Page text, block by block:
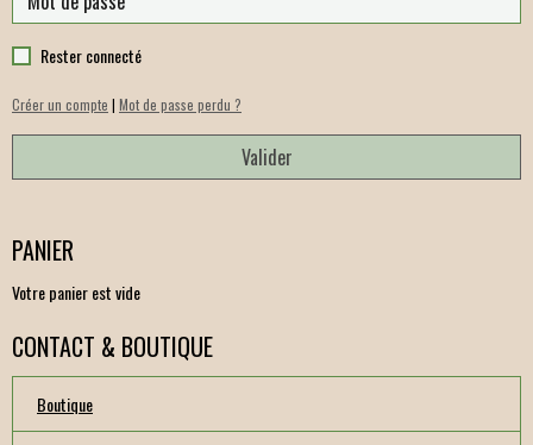
Rester connecté
Créer un compte | Mot de passe perdu ?
Valider
PANIER
Votre panier est vide
CONTACT & BOUTIQUE
Boutique